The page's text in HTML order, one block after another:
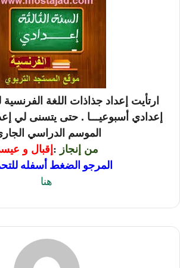
ارتأيت إعداد جذاذات اللغة
إعدادي أسبوعيـــا . حتى يتسنى لي
الموسم الدراسي
من إنجاز : إقبال و
المرجو الضغط أسفله
هنا